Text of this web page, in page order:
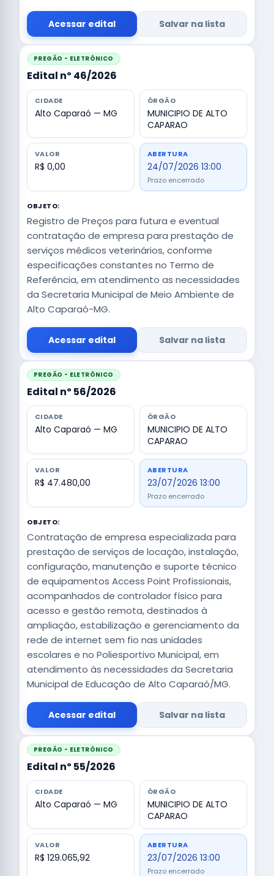
Acessar edital Salvar na lista
PREGÃO - ELETRÔNICO
Edital nº 46/2026
CIDADE
Alto Caparaó — MG
ÓRGÃO
MUNICIPIO DE ALTO
CAPARAO
VALOR
R$ 0,00
ABERTURA
24/07/2026 13:00
Prazo encerrado
OBJETO:
Registro de Preços para futura e eventual
contratação de empresa para prestação de
serviços médicos veterinários, conforme
especificações constantes no Termo de
Referência, em atendimento as necessidades
da Secretaria Municipal de Meio Ambiente de
Alto Caparaó-MG.
Acessar edital Salvar na lista
PREGÃO - ELETRÔNICO
Edital nº 56/2026
CIDADE
Alto Caparaó — MG
ÓRGÃO
MUNICIPIO DE ALTO
CAPARAO
VALOR
R$ 47.480,00
ABERTURA
23/07/2026 13:00
Prazo encerrado
OBJETO:
Contratação de empresa especializada para
prestação de serviços de locação, instalação,
configuração, manutenção e suporte técnico
de equipamentos Access Point Profissionais,
acompanhados de controlador físico para
acesso e gestão remota, destinados à
ampliação, estabilização e gerenciamento da
rede de internet sem fio nas unidades
escolares e no Poliesportivo Municipal, em
atendimento às necessidades da Secretaria
Municipal de Educação de Alto Caparaó/MG.
Acessar edital Salvar na lista
PREGÃO - ELETRÔNICO
Edital nº 55/2026
CIDADE
Alto Caparaó — MG
ÓRGÃO
MUNICIPIO DE ALTO
CAPARAO
VALOR
R$ 129.065,92
ABERTURA
23/07/2026 13:00
Prazo encerrado